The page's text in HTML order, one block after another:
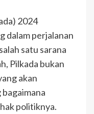
2024
dalam perjalanan
satu sarana
Pilkada bukan
akan
politiknya.